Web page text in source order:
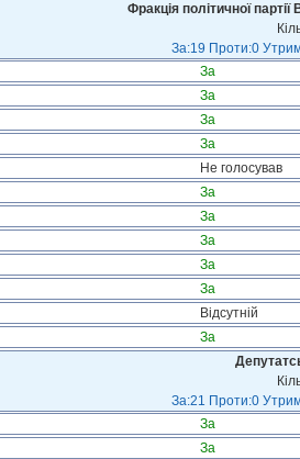
Фракція політичної
За:19 Проти:0
За
За
За
За
Не голосував
За
За
За
За
За
Відсутній
За
За:21 Проти:0
За
За